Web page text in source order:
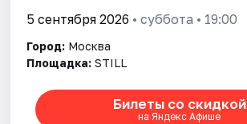
Артисты
Рейтинги
5 сентября 2026 • суббота • 19:00
Город: Москва
Площадка: STILL
Билеты со скидкой
на Яндекс Афише